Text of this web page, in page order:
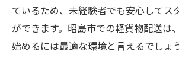
実践的なスキルを短期間で
座学研修で配送の基礎知識
初期費用無しでリスク無しの
ているため、未経験者でも安心してス
ができます。昭島市での軽貨物配送は
始めるには最適な環境と言えるでしょう